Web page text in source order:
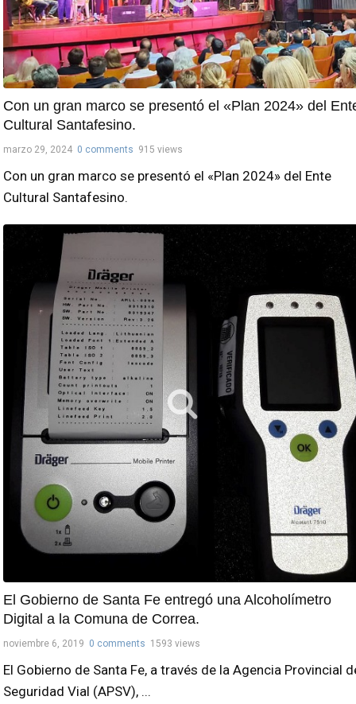
Con un gran marco se presentó el «Plan 2024» del
Cultural Santafesino.
marzo 29, 2024 0 comments 915 views
Con un gran marco se presentó el «Plan 2024» del Ente
Cultural Santafesino.
El Gobierno de Santa Fe entregó una Alcoholímetro
Digital a la Comuna de Correa.
noviembre 6, 2019 0 comments 1593 views
El Gobierno de Santa Fe, a través de la Agencia Provincial
Seguridad Vial (APSV), ...